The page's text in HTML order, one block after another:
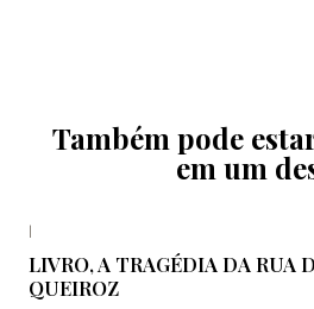
Também pode
em um
LIVRO, A TRAGÉDIA DA RUA
QUEIROZ